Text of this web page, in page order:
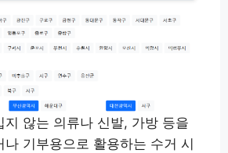
지 않는 의류나 신발, 가방 등을
나 기부용으로 활용하는 수거 시